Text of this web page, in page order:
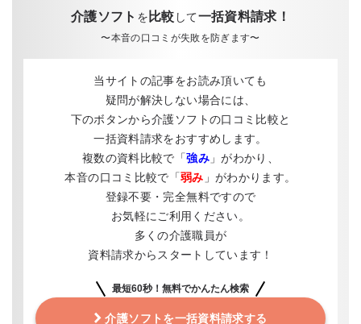
介護ソフト を 比較 して一括資料請求！
〜本音の口コミが失敗を防ぎます〜
当サイトの記事をお読み頂いても
疑問が解決しない場合には、
下のボタンから介護ソフトの口コミ比較と
一括資料請求をおすすめします。
複数の資料比較で「強み」がわかり、
本音の口コミ比較で「弱み 」がわかります。
登録不要・完全無料ですので
お気軽にご利用ください。
多くの介護職員が
資料請求からスタートしています！
最短60秒！無料でかんたん検索
介護ソフトを一括資料請求する